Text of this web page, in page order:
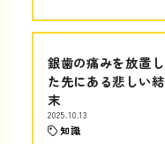
銀歯の痛みを放置し
た先にある悲しい結
末
2025.10.13
知識